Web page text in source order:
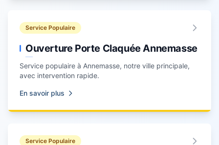
Service Populaire
Ouverture Porte Claquée Annemasse
Service populaire à Annemasse, notre ville principale,
avec intervention rapide.
En savoir plus
Service Populaire